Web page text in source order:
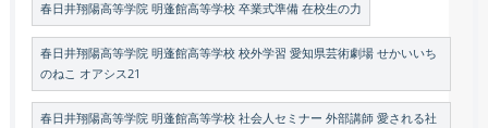
春日井翔陽高等学院 明蓬館高等学校 卒業式準備 在校生の力
春日井翔陽高等学院 明蓬館高等学校 校外学習 愛知県芸術劇場 せかいいち
のねこ オアシス21
春日井翔陽高等学院 明蓬館高等学校 社会人セミナー 外部講師 愛される社